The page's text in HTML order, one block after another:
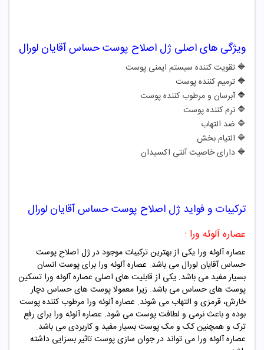
ویژگی های اصلی ژل اصلاح پوست حساس آقایان لورال
🔷 تقویت کننده سیستم ایمنی پوست
🔷 ترمیم کننده پوست
🔷 آبرسان و مرطوب کننده پوست
🔷 نرم کننده پوست
🔷 ضد التهاب
🔷 التیام بخش
🔷 دارای خاصیت آنتی اکسیدان
ترکیبات و فواید ژل اصلاح پوست حساس آقایان لورال
عصاره آلوئه ورا :
عصاره آلوئه ورا یکی از بهترین ترکیبات موجود در ژل اصلاح پوست
حساس آقایان لورال می باشد. عصاره آلوئه ورا برای پوست انسان
بسیار مفید می باشد. یکی از قابلیت های اصلی عصاره آلوئه ورا تسکین
پوست های حساس می باشد. زیرا معمولا پوست های حساس دچار
خارش، قرمزی و التهاب می شوند. عصاره آلوئه ورا مرطوب کننده پوست
بوده و باعث نرمی و لطافت پوست می شود. عصاره آلوئه ورا برای رفع
ترک و همچنین کک و مک پوست بسیار مفید و کاربردی می باشد.
عصاره آلوئه ورا می تواند در جوان سازی پوست تاثیر بسزایی داشته